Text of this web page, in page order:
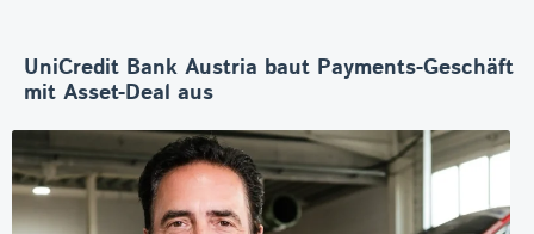
UniCredit Bank Austria baut Payments-Geschäft
mit Asset-Deal aus